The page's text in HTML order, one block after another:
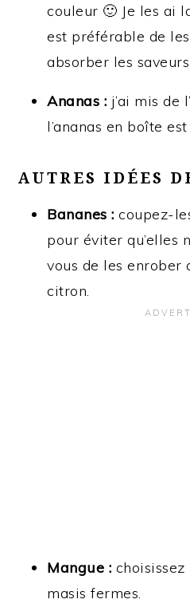
couleur 🙂 Je les ai
est préférable de
absorber les
Ananas : j’ai mis de
l’ananas en boîte
AUTRES IDÉES
Bananes : coupez-
pour éviter qu’elles
vous de les enrober
citron.
Mangue : choisissez
masis fermes.